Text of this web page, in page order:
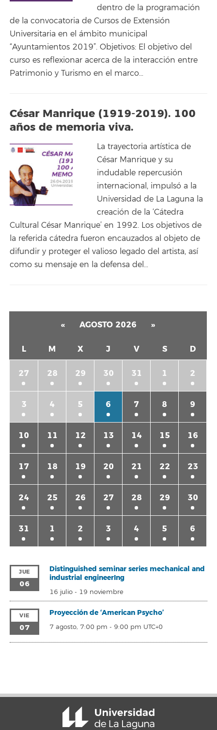
dentro de la programación
de la convocatoria de Cursos de Extensión
Universitaria en el ámbito municipal
“Ayuntamientos 2019”. Objetivos: El objetivo del
curso es reflexionar acerca de la interacción entre
Patrimonio y Turismo en el marco…
César Manrique (1919-2019). 100
años de memoria viva.
La trayectoria artística de
César Manrique y su
indudable repercusión
internacional, impulsó a la
Universidad de La Laguna la
creación de la ‘Cátedra
Cultural César Manrique’ en 1992. Los objetivos de
la referida cátedra fueron encauzados al objeto de
difundir y proteger el valioso legado del artista, así
como su mensaje en la defensa del…
« AGOSTO 2026 »
L M X J V S D
27 28 29 30 31 1 2
3 4 5 6 7 8 9
10 11 12 13 14 15 16
17 18 19 20 21 22 23
24 25 26 27 28 29 30
31 1 2 3 4 5 6
JUE
06
Distinguished seminar series mechanical and
industrial engineerIng
16 julio- 19 noviembre
VIE
07
Proyección de ‘American Psycho’
7 agosto, 7:00 pm - 9:00 pm UTC+0